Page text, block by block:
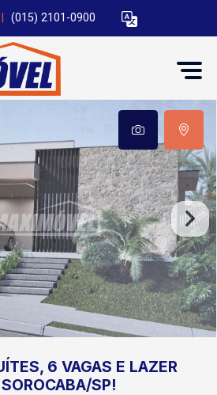
(015) 2101-0900
6 VAGAS E LAZER
SP!